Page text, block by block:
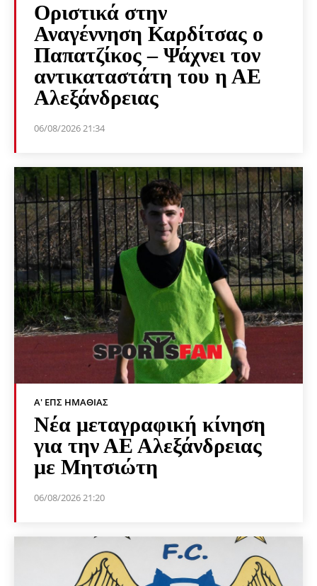
Οριστικά στην
Αναγέννηση Καρδίτσας ο
Παπατζίκος – Ψάχνει τον
αντικαταστάτη του η ΑΕ
Αλεξάνδρειας
06/08/2026 21:34
Α' ΕΠΣ ΗΜΑΘΊΑΣ
Νέα μεταγραφική κίνηση
για την ΑΕ Αλεξάνδρειας
με Μητσιώτη
06/08/2026 21:20